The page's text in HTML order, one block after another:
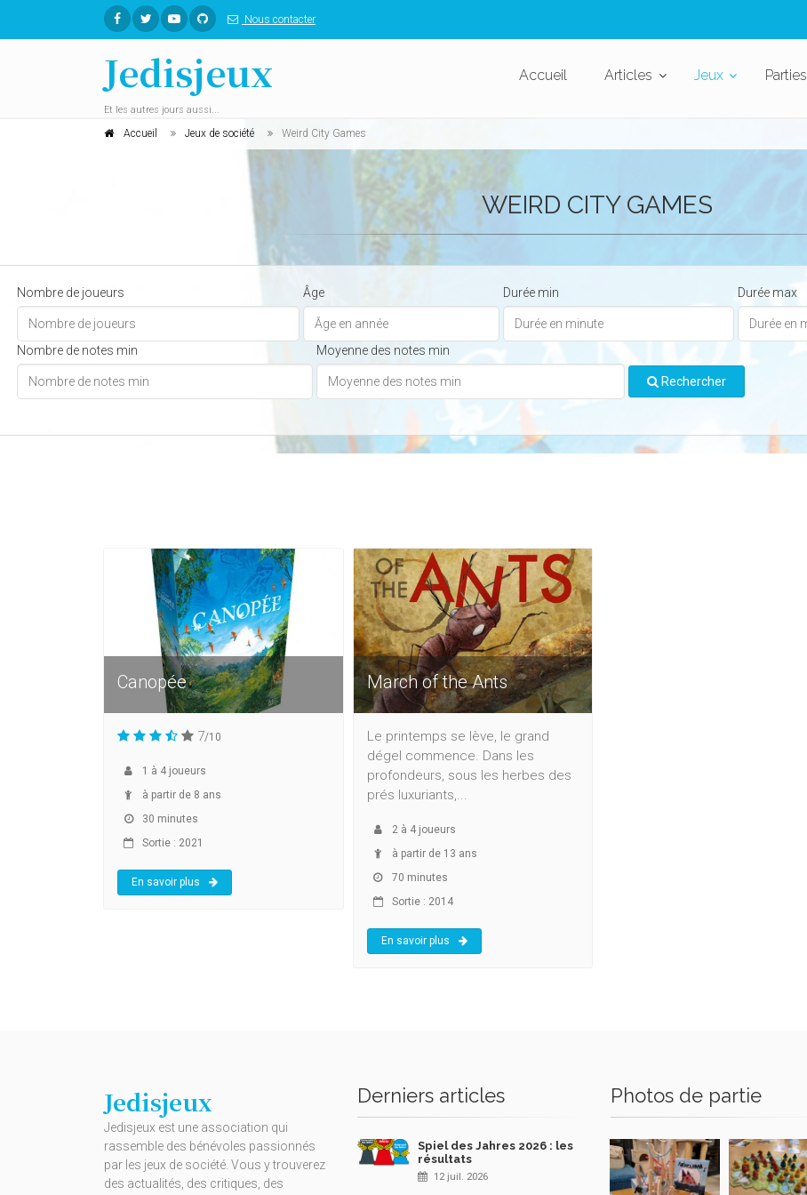
Nous contacter
Jedisjeux
Et les autres jours aussi...
Accueil Articles Jeux Parties
Accueil Jeux de société Weird City Games
WEIRD CITY GAMES
Nombre de joueurs Âge Durée min Durée max
Nombre de notes min Moyenne des notes min
Rechercher
Canopée
7/10
1 à 4 joueurs
à partir de 8 ans
30 minutes
Sortie : 2021
En savoir plus
March of the Ants
Le printemps se lève, le grand
dégel commence. Dans les
profondeurs, sous les herbes des
prés luxuriants,...
2 à 4joueurs
à partir de 13 ans
70 minutes
Sortie : 2014
En savoir plus
Jedisjeux
Jedisjeux est une association qui
rassemble des bénévoles passionnés
par les jeux de société. Vous y trouverez
des actualités, des critiques, des
Derniers articles
Spiel des Jahres 2026 : les
résultats
12 juil. 2026
Photos de partie